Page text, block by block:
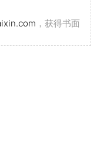
，获得书面